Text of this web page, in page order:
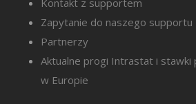
Korekty wynikające z błędów
bardzo istotna kategoria,
sytuacje, w których faktura od
zawierała nieprawidłowe
Zapytanie do naszego supportu
Partnerzy
Aktualne progi Intrastat i stawki
w Europie